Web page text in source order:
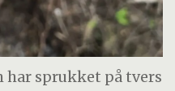
sprukket på tvers